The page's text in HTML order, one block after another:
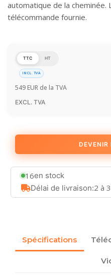
automatique de la
télécommande fournie.
TTC HT
INCL. TVA
549EUR de la TVA
EXCL. TVA
DEVENIR
16en stock
Délai de livraison:2 à
Spécifications